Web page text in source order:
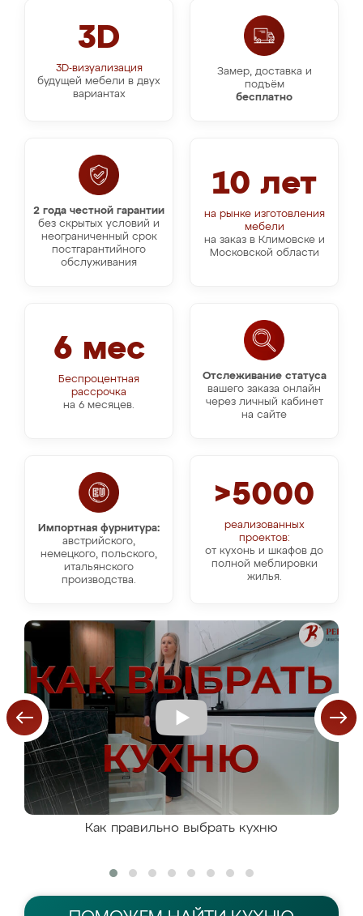
3D
3D-визуализация
будущей мебели в двух
вариантах
Замер, доставка и
подъём
бесплатно
10 лет
на рынке изготовления
мебели
на заказ в Климовске и
Московской области
2 года честной гарантии
без скрытых условий и
неограниченный срок
постгарантийного
обслуживания
Отслеживание статуса
вашего заказа онлайн
через личный кабинет
на сайте
6 мес
Беспроцентная
рассрочка
на 6 месяцев.
Импортная фурнитура:
австрийского,
немецкого, польского,
итальянского
производства.
>5000
реализованных
проектов:
от кухонь и шкафов до
полной меблировки
жилья.
Как правильно выбрать кухню